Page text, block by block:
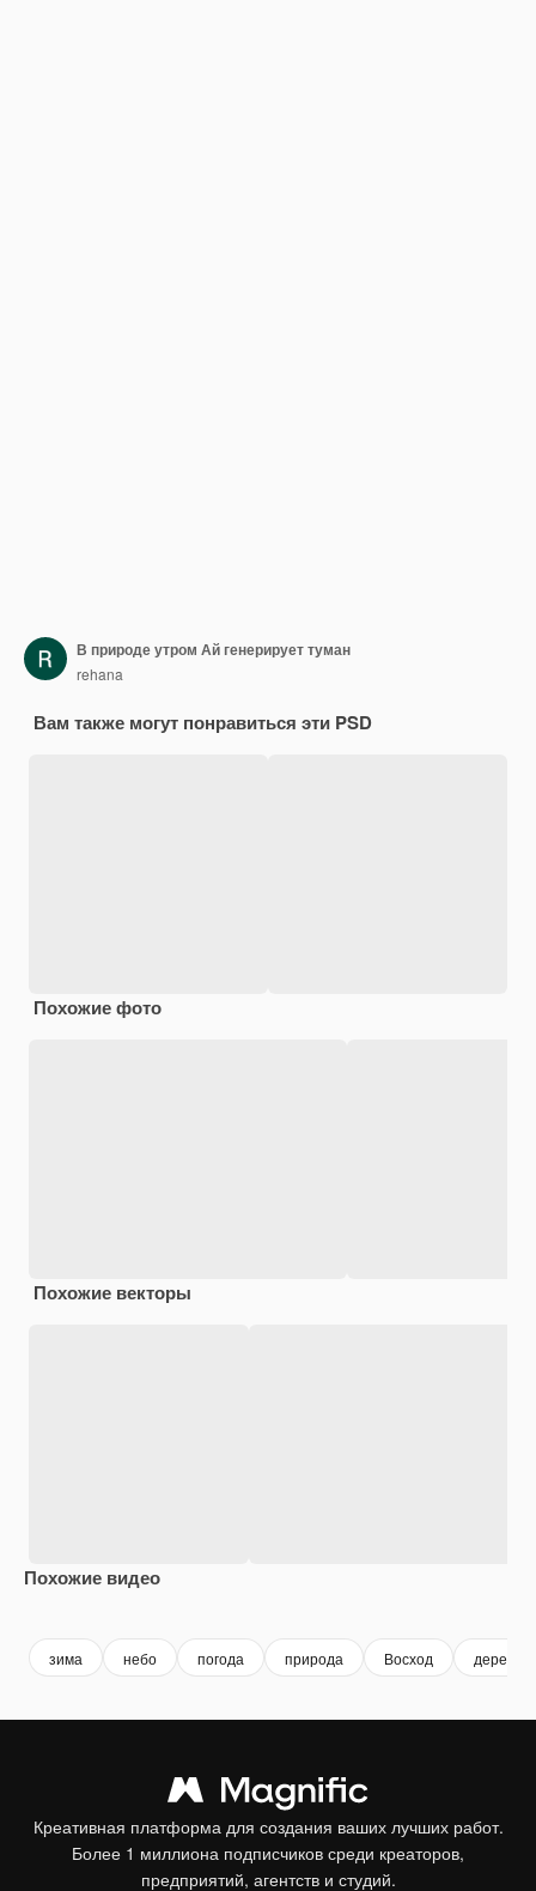
В природе утром Ай генерирует туман
rehana
Вам также могут понравиться эти PSD
Похожие фото
Похожие векторы
Похожие видео
зима небо погода природа Восход дерево
Креативная платформа для создания ваших лучших работ.
Более 1 миллиона подписчиков среди креаторов,
предприятий, агентств и студий.